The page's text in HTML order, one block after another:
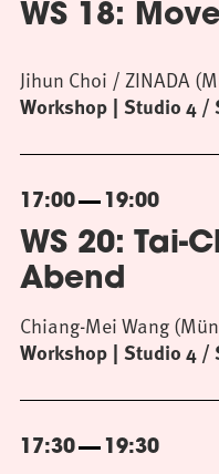
WS 18:
Workshop Studio 4 /
Jihun Choi / ZINADA
17:00 19:00
WS 20: Tai-
Abend
Workshop Studio 4 /
Chiang-Mei Wang
17:30 19:30